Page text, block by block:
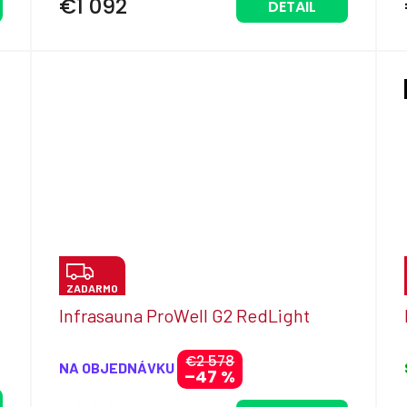
€1 092 DETAIL
Z
A
D
R
ZADARMO
€2 578
–47 %
Infrasauna ProWell G2 RedLight
NA OBJEDNÁVKU